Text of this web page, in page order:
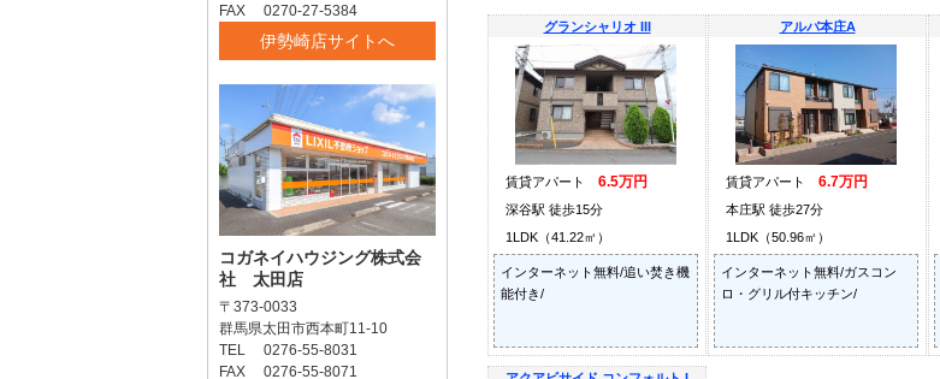
グランシャリオ III
賃貸アパート 6.5万円
深谷駅 徒歩15分
1LDK（41.22㎡）
インターネット無料/追い焚き機
能付き/
アルバ本庄A
賃貸アパート 6.7万円
本庄駅 徒歩27分
1LDK（50.96㎡）
インターネット無料/ガスコン
ロ・グリル付キッチン/
FAX 0270-27-5384
伊勢崎店サイトへ
コガネイハウジング株式会
社 太田店
〒373-0033
群馬県太田市西本町11-10
TEL 0276-55-8031
FAX 0276-55-8071